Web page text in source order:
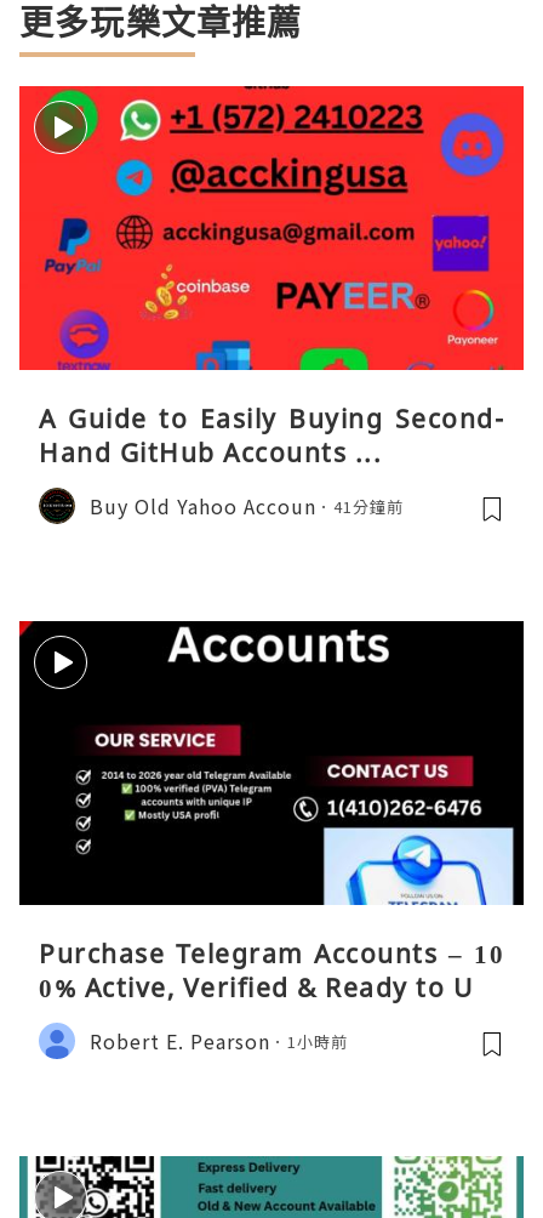
更多玩樂文章推薦
A Guide to Easily Buying Second-
Hand GitHub Accounts ...
Buy Old Yahoo Accoun 41分鐘前
Purchase Telegram Accounts – 10
0% Active, Verified & Ready to Use
Robert E. Pearson 1小時前